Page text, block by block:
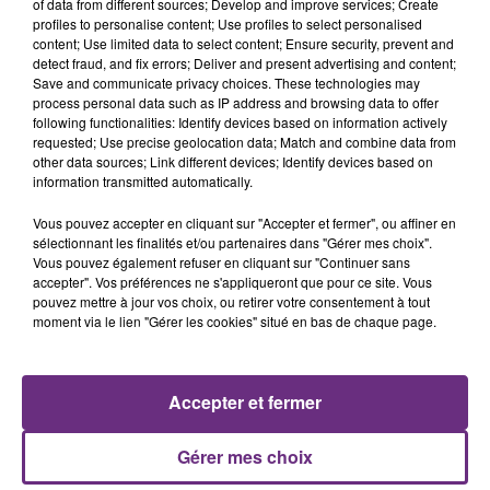
Le n° 16 005 (Paris-Est 16 h 42, Troyes 18 h 08) ;
Le n° 11 849 (Paris-Est 18 h 42, Troyes 20 h 10) ;
Le n° 11 743 (Paris-Est 20 h 42, Troyes 22 h 12).
FIL D'ACTUS
LA CENTRALE NUCLÉAIRE DE CHOOZ
TOUJOURS À L'ARRÊT
Cela fait déjà une semaine que la centrale
of data from different sources; Develop and improve services; Create
profiles to personalise content; Use profiles to select personalised
content; Use limited data to select content; Ensure security, prevent and
detect fraud, and fix errors; Deliver and present advertising and content;
Save and communicate privacy choices. These technologies may
process personal data such as IP address and browsing data to offer
following functionalities: Identify devices based on information actively
requested; Use precise geolocation data; Match and combine data from
other data sources; Link different devices; Identify devices based on
information transmitted automatically.
Vous pouvez accepter en cliquant sur "Accepter et fermer", ou affiner en
sélectionnant les finalités et/ou partenaires dans "Gérer mes choix".
Vous pouvez également refuser en cliquant sur "Continuer sans
accepter". Vos préférences ne s'appliqueront que pour ce site. Vous
pouvez mettre à jour vos choix, ou retirer votre consentement à tout
moment via le lien "Gérer les cookies" situé en bas de chaque page.
Gérer mes choix
Accepter et fermer